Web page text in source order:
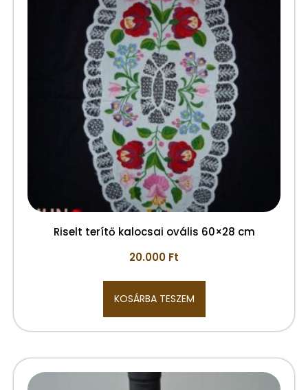
Riselt terítő kalocsai ovális 60×28 cm
20.000 Ft
KOSÁRBA TESZEM